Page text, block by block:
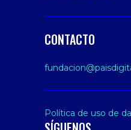
Big
Butt
sex
From
Step
CONTACTO
Política de uso de